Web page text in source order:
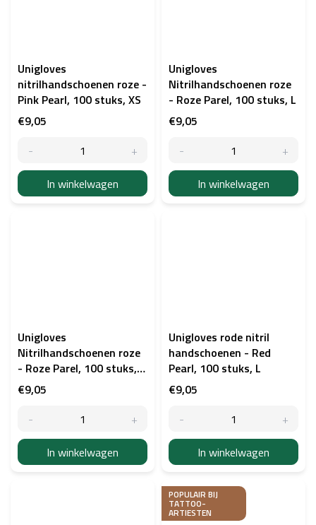
Unigloves
nitrilhandschoenen roze -
Pink Pearl, 100 stuks, XS
€9,05
In winkelwagen
Unigloves
Nitrilhandschoenen roze
- Roze Parel, 100 stuks, L
€9,05
In winkelwagen
Unigloves
Nitrilhandschoenen roze
- Roze Parel, 100 stuks,
M
€9,05
In winkelwagen
Unigloves rode nitril
handschoenen - Red
Pearl, 100 stuks, L
€9,05
In winkelwagen
POPULAIR BIJ
TATTOO-
ARTIESTEN